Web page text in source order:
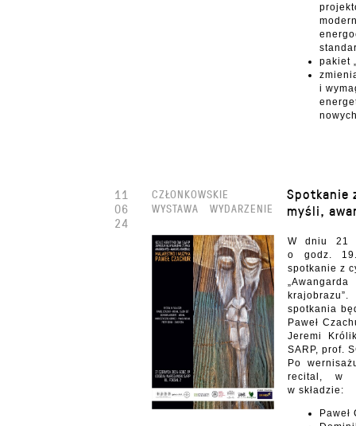
pakiet
i
Spotkanie
myśli,
CZŁONKOWSKIE
WYSTAWA
WYDARZENIE
W dniu 21
o godz.
spotkanie z
spotkania
Paweł
Jeremi
SARP, prof.
Po
recital, w
w składzie:
11
06
24